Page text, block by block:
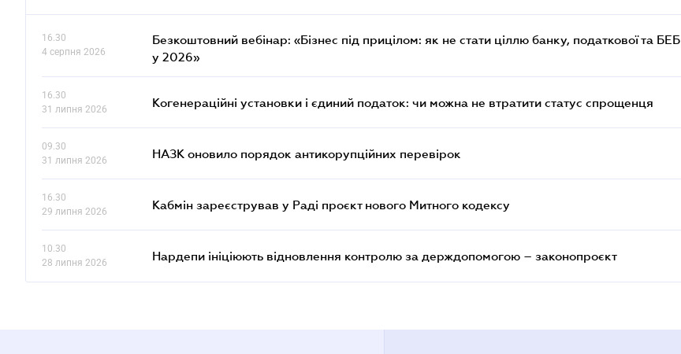
16.30
4 серпня 2026
Безкоштовний вебінар: «Бізнес під прицілом: як не стати ціллю банку, податкової та БЕБ
у 2026»
16.30
31 липня 2026
Когенераційні установки і єдиний податок: чи можна не втратити статус спрощенця
09.30
31 липня 2026
НАЗК оновило порядок антикорупційних перевірок
16.30
29 липня 2026
Кабмін зареєстрував у Раді проєкт нового Митного кодексу
10.30
28 липня 2026
Нардепи ініціюють відновлення контролю за держдопомогою – законопроєкт